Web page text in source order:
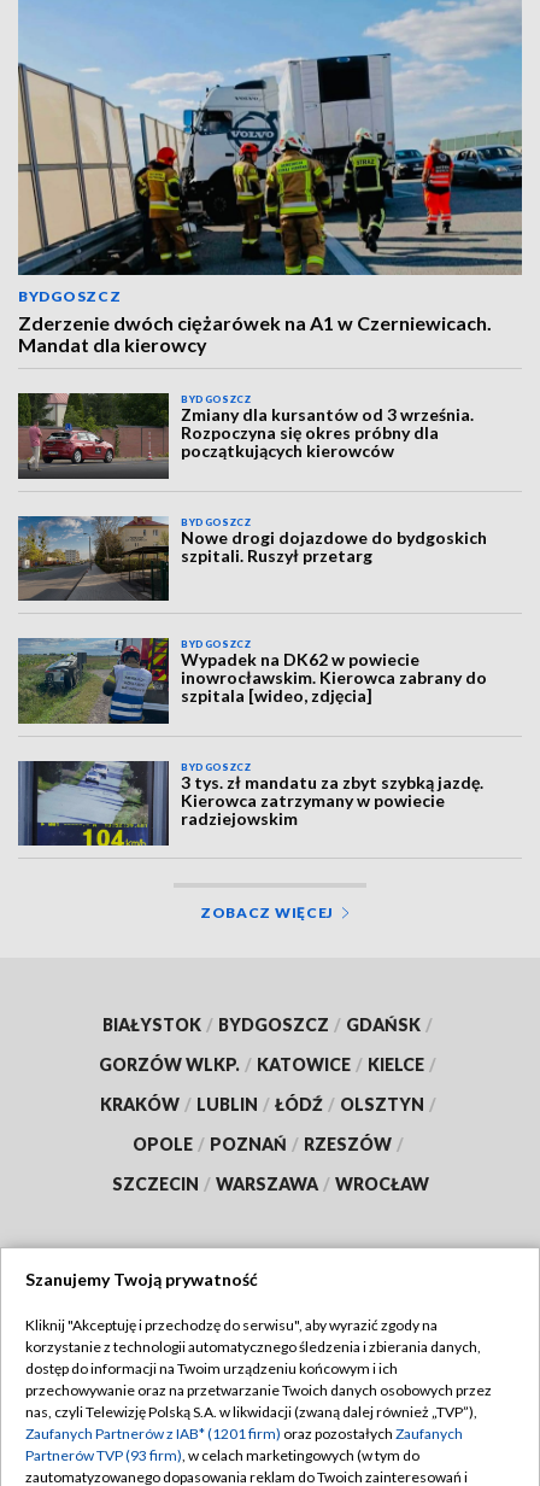
BYDGOSZCZ
Zderzenie dwóch ciężarówek na A1 w Czerniewicach.
Mandat dla kierowcy
BYDGOSZCZ
Zmiany dla kursantów od 3 września.
Rozpoczyna się okres próbny dla
początkujących kierowców
BYDGOSZCZ
Nowe drogi dojazdowe do bydgoskich
szpitali. Ruszył przetarg
BYDGOSZCZ
Wypadek na DK62 w powiecie
inowrocławskim. Kierowca zabrany do
szpitala [wideo, zdjęcia]
BYDGOSZCZ
3 tys. zł mandatu za zbyt szybką jazdę.
Kierowca zatrzymany w powiecie
radziejowskim
ZOBACZ WIĘCEJ
BIAŁYSTOK / BYDGOSZCZ / GDAŃSK /
GORZÓW WLKP. / KATOWICE / KIELCE /
KRAKÓW / LUBLIN / ŁÓDŹ / OLSZTYN /
OPOLE / POZNAŃ / RZESZÓW /
SZCZECIN / WARSZAWA / WROCŁAW
TVP
Abonament TVP
Emisja w TVP
Centrum informacji TVP
Regulamin TVP
Polityka prywatności
Moje zgody
Szanujemy Twoją prywatność
Kliknij "Akceptuję i przechodzę do serwisu", aby wyrazić zgody na
korzystanie z technologii automatycznego śledzenia i zbierania danych,
dostęp do informacji na Twoim urządzeniu końcowym i ich
przechowywanie oraz na przetwarzanie Twoich danych osobowych przez
nas, czyli Telewizję Polską S.A. w likwidacji (zwaną dalej również „TVP”),
Zaufanych Partnerów z IAB* (1201 firm) oraz pozostałych Zaufanych
Partnerów TVP (93 firm), w celach marketingowych (w tym do
zautomatyzowanego dopasowania reklam do Twoich zainteresowań i